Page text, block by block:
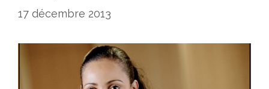
17 décembre 2013